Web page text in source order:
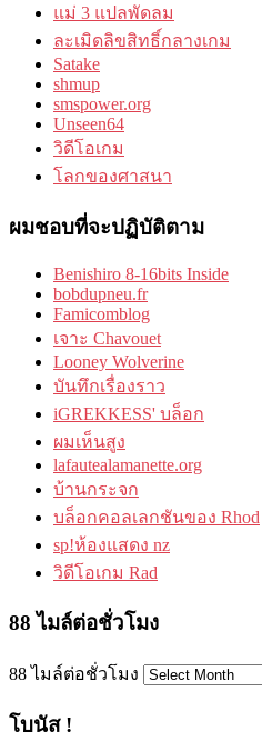
แม่ 3 แปลพัดลม
ละเมิดลิขสิทธิ์กลางเกม
Satake
shmup
smspower.org
Unseen64
วิดีโอเกม
โลกของศาสนา
ผมชอบที่จะปฏิบัติตาม
Benishiro 8-16bits Inside
bobdupneu.fr
Famicomblog
เจาะ Chavouet
Looney Wolverine
บันทึกเรื่องราว
iGREKKESS' บล็อก
ผมเห็นสูง
lafautealamanette.org
บ้านกระจก
บล็อกคอลเลกชันของ Rhod
sp!ห้องแสดง nz
วิดีโอเกม Rad
88 ไมล์ต่อชั่วโมง
88 ไมล์ต่อชั่วโมง
โบนัส !